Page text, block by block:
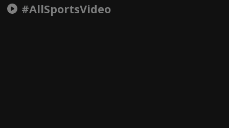
#AllSportsVideo